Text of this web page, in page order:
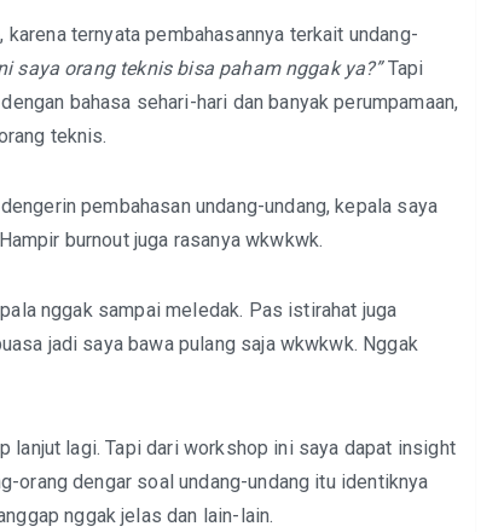
ternyata pembahasannya terkait undang-
saya orang teknis bisa paham nggak ya?”Tapi
bahasa sehari-hari dan banyak perumpamaan,
teknis.
pembahasan undang-undang, kepala saya
burnout juga rasanya wkwkwk.
nggak sampai meledak. Pas istirahat juga
jadi saya bawa pulang saja wkwkwk. Nggak
lanjut lagi. Tapi dari workshop ini saya dapat insight
orang dengar soal undang-undang itu identiknya
nggak jelas dan lain-lain.